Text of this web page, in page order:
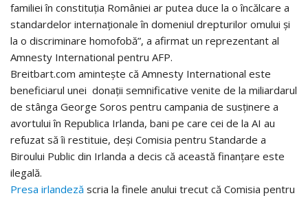
familiei în constituția României ar putea duce la o încălcare a
standardelor internaționale în domeniul drepturilor omului și
la o discriminare homofobă”, a afirmat un reprezentant al
Amnesty International pentru AFP.
Breitbart.com amintește că Amnesty International este
beneficiarul unei donații semnificative venite de la miliardarul
de stânga George Soros pentru campania de susținere a
avortului în Republica Irlanda, bani pe care cei de la AI au
refuzat să îi restituie, deși Comisia pentru Standarde a
Biroului Public din Irlanda a decis că această finanțare este
ilegală.
Presa irlandeză scria la finele anului trecut că Comisia pentru